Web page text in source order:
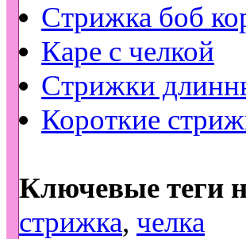
Стрижка боб
Каре с челкой
Стрижки
Короткие
Ключевые теги
стрижка, челка